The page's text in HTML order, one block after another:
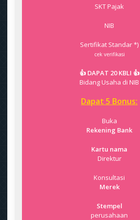
SKT Pajak
NIB
Sertifikat Standar *)
cek verifikasi
👍 DAPAT 20 KBLI 👍
Bidang Usaha di NIB
Dapat 5 Bonus:
Buka
Rekening Bank
Kartu nama
Direktur
Konsultasi
Merek
Stempel
perusahaan